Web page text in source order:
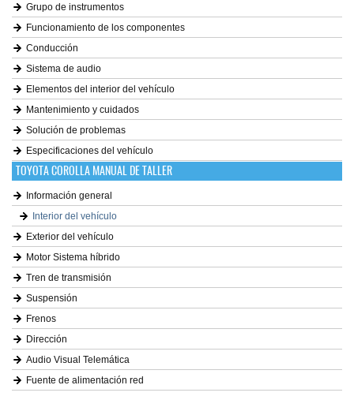
Grupo de instrumentos
Funcionamiento de los componentes
Conducción
Sistema de audio
Elementos del interior del vehículo
Mantenimiento y cuidados
Solución de problemas
Especificaciones del vehículo
TOYOTA COROLLA MANUAL DE TALLER
Información general
Interior del vehículo
Exterior del vehículo
Motor Sistema híbrido
Tren de transmisión
Suspensión
Frenos
Dirección
Audio Visual Telemática
Fuente de alimentación red